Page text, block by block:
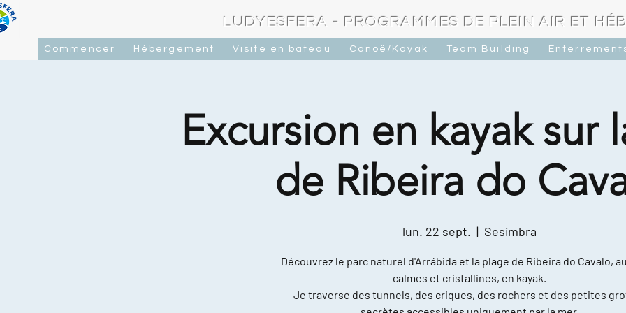
LUDYESFERA - PROGRAMMES DE PLEIN AIR ET
Commencer Hébergement Visite en bateau Canoë/Kayak Team Building
Excursion en kayak sur
de Ribeira do
lun. 22 sept.
  |
Sesimbra
Découvrez le parc naturel d'Arrábida et la plage de Ribeira do Cavalo,
calmes et cristallines, en kayak.
Je traverse des tunnels, des criques, des rochers et des petites